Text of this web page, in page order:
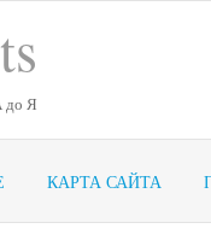
до Я
КАРТА САЙТА